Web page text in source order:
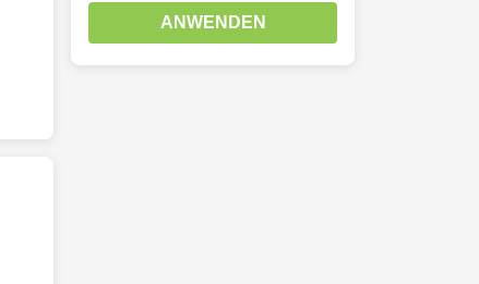
ANWENDEN